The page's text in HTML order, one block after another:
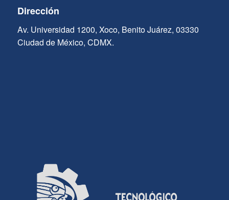
Dirección
Av. Universidad 1200, Xoco, Benito Juárez, 03330
Ciudad de México, CDMX.